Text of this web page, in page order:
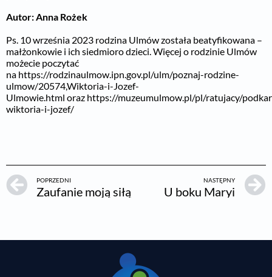
Autor: Anna Rożek
Ps. 10 września 2023 rodzina Ulmów została beatyfikowana –
małżonkowie i ich siedmioro dzieci. Więcej o rodzinie Ulmów
możecie poczytać
na https://rodzinaulmow.ipn.gov.pl/ulm/poznaj-rodzine-
ulmow/20574,Wiktoria-i-Jozef-
Ulmowie.html oraz https://muzeumulmow.pl/pl/ratujacy/
wiktoria-i-jozef/
POPRZEDNI
Zaufanie moją siłą
NASTĘPNY
U boku Maryi